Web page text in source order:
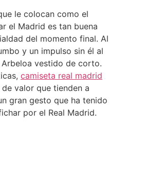
le colocan como el
el Madrid es tan buena
del momento final. Al
y un impulso sin él al
vestido de corto.
camiseta real madrid
valor que tienden a
gran gesto que ha tenido
por el Real Madrid.